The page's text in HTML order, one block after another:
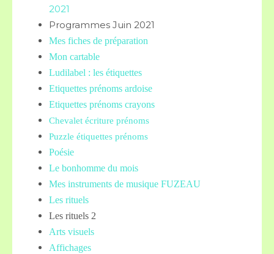
2021
Programmes Juin 2021
Mes fiches de préparation
Mon cartable
Ludilabel : les étiquettes
Etiquettes prénoms ardoise
Etiquettes prénoms crayons
Chevalet écriture prénoms
Puzzle étiquettes prénoms
Poésie
Le bonhomme du mois
Mes instruments de musique FUZEAU
Les rituels
Les rituels 2
Arts visuels
Affichages